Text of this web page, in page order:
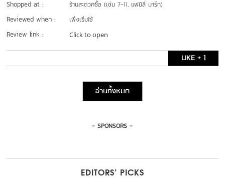
Shopped at : ร้านสะดวกซื้อ (เช่น 7-11, แฟมิลี่ มาร์ท)
Reviewed when : เพิ่งเริ่มใช้
Review link : Click to open
LIKE + 1
อ่านทั้งหมด
- SPONSORS -
EDITORS’ PICKS